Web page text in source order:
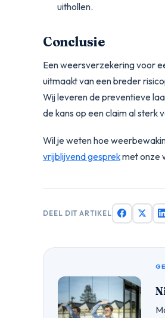
uithollen.
Conclusie
Een weersverzekering voor
uitmaakt van een breder
Wij leveren de preventieve
de kans op een claim al sterk
Wil je weten hoe
vrijblijvend gesprekmet onze
DEEL DIT ARTIKEL